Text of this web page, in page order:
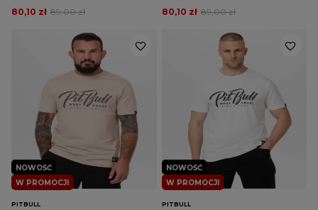
89,00 zł
80,10 zł
89,00 zł
80,10 zł
W PROMOCJI
NOWOŚĆ
PITBULL
W PROMOCJI
NOWOŚĆ
PITBULL